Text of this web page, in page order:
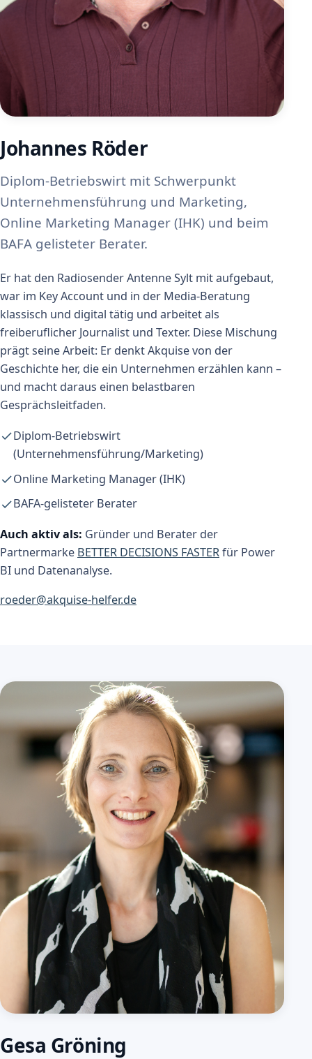
Johannes Röder
Diplom-Betriebswirt mit Schwerpunkt
Unternehmensführung und Marketing,
Online Marketing Manager (IHK) und beim
BAFA gelisteter Berater.
Er hat den Radiosender Antenne Sylt mit aufgebaut,
war im Key Account und in der Media-Beratung
klassisch und digital tätig und arbeitet als
freiberuflicher Journalist und Texter. Diese Mischung
prägt seine Arbeit: Er denkt Akquise von der
Geschichte her, die ein Unternehmen erzählen kann –
und macht daraus einen belastbaren
Gesprächsleitfaden.
Diplom-Betriebswirt
(Unternehmensführung/Marketing)
Online Marketing Manager (IHK)
BAFA-gelisteter Berater
Auch aktiv als: Gründer und Berater der
Partnermarke BETTER DECISIONS FASTERfür Power
BI und Datenanalyse.
roeder@akquise-helfer.de
Gesa Gröning